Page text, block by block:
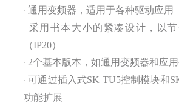
· 通用变频器，适用于各种驱动应用
· 采用书本大小的紧凑设计，以
（IP20）
· 2个基本版本，如通用变频器和应
· 可通过插入式SK TU5控制模块和
功能扩展